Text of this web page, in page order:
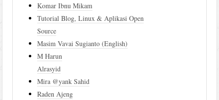
Komar Ibnu Mikam
Tutorial Blog, Linux & Aplikasi Open
Source
Masim Vavai Sugianto (English)
M Harun
Alrasyid
Mira @yank Sahid
Raden Ajeng